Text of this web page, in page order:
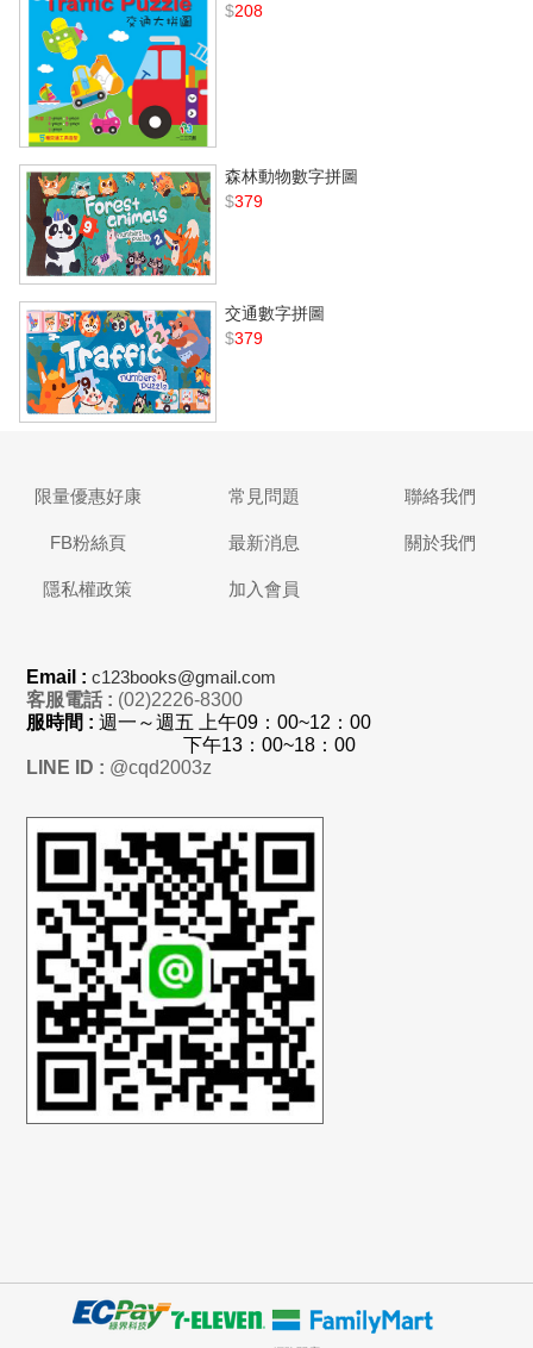
$208
森林動物數字拼圖
$379
交通數字拼圖
$379
限量優惠好康 常見問題 聯絡我們
FB粉絲頁 最新消息 關於我們
隱私權政策 加入會員
Email :c123books@gmail.com
客服電話 : (02)2226-8300
服時間 :週一～週五 上午09：00~12：00
下午13：00~18：00
LINE ID : @cqd2003z